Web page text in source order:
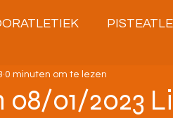
JEUGD/ONDERBOUW
08/01/2023
0 minuten om te lezen